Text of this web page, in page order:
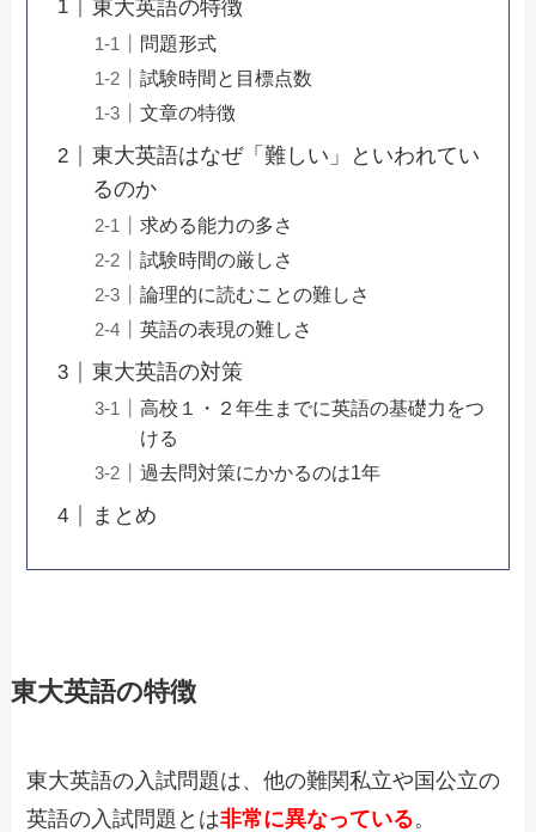
東大英語の特徴
問題形式
試験時間と目標点数
文章の特徴
東大英語はなぜ「難しい」といわれてい
るのか
求める能力の多さ
試験時間の厳しさ
論理的に読むことの難しさ
英語の表現の難しさ
東大英語の対策
高校１・２年生までに英語の基礎力をつ
ける
過去問対策にかかるのは1年
まとめ
東大英語の特徴
東大英語の入試問題は、他の難関私立や国公立の
英語の入試問題とは非常に異なっている。